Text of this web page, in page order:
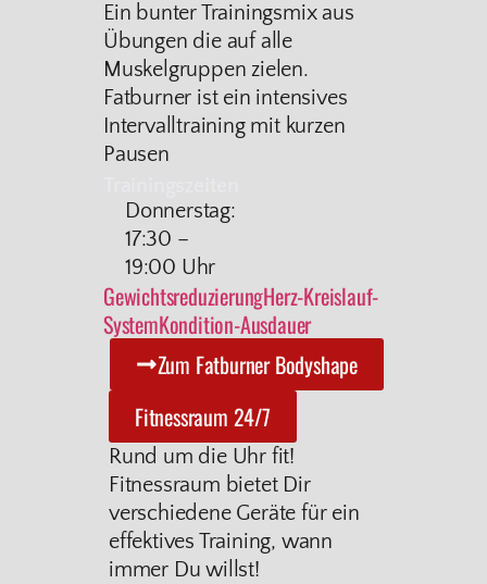
Ein bunter Trainingsmix aus
Übungen die auf alle
Muskelgruppen zielen.
Fatburner ist ein intensives
Intervalltraining mit kurzen
Pausen
Donnerstag:
17:30 –
19:00 Uhr
GewichtsreduzierungHerz-Kreislauf-
SystemKondition-Ausdauer
Zum Fatburner Bodyshape
Fitnessraum 24/7
Rund um die Uhr fit!
Fitnessraum bietet Dir
verschiedene Geräte für ein
effektives Training, wann
immer Du willst!